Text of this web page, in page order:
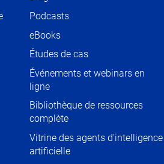
Podcasts
eBooks
Études de cas
Événements et webinars en
ligne
Bibliothèque de ressources
complète
Vitrine des agents d'intelligence
artificielle